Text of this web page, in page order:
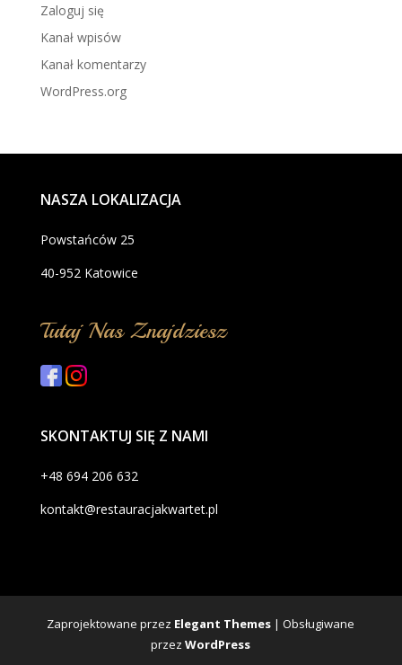
Zaloguj się
Kanał wpisów
Kanał komentarzy
WordPress.org
NASZA LOKALIZACJA
Powstańców 25
40-952 Katowice
Tutaj Nas Znajdziesz
SKONTAKTUJ SIĘ Z NAMI
+48 694 206 632
kontakt@restauracjakwartet.pl
Zaprojektowane przez Elegant Themes | Obsługiwane
przezWordPress